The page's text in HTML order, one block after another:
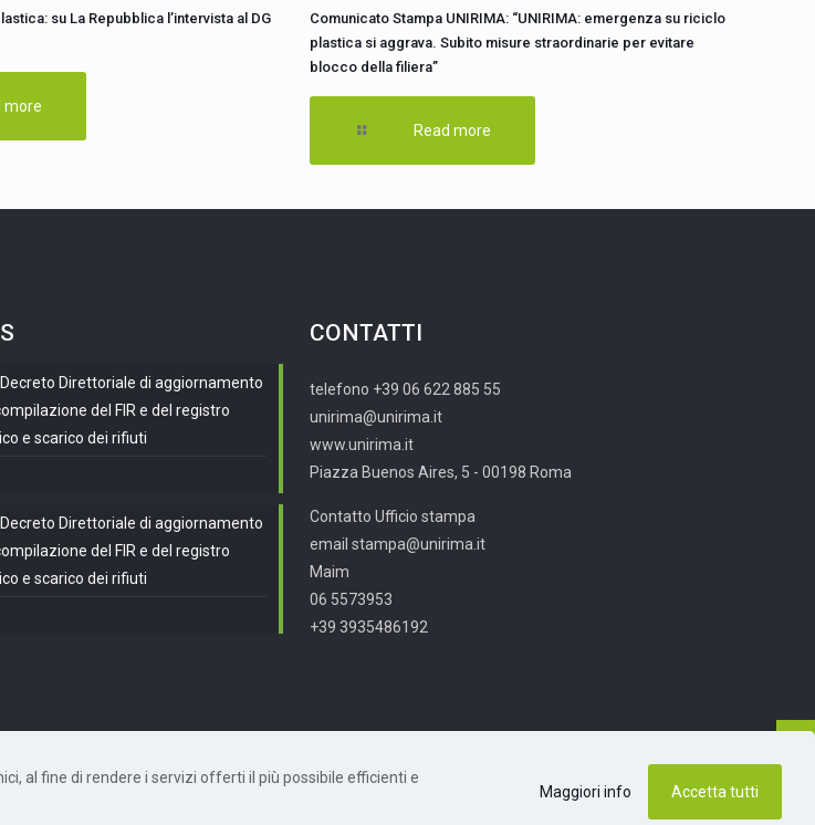
su La Repubblica l’intervista al DG
more
Comunicato Stampa UNIRIMA: “UNIRIMA: emergenza su riciclo
plastica si aggrava. Subito misure straordinarie per evitare
blocco della filiera”
Read more
Direttoriale di aggiornamento
del FIR e del registro
e scarico dei rifiuti
Direttoriale di aggiornamento
del FIR e del registro
e scarico dei rifiuti
CONTATTI
telefono +39 06 622 885 55
unirima@unirima.it
www.unirima.it
Piazza Buenos Aires, 5 - 00198 Roma
Contatto Ufficio stampa
email stampa@unirima.it
Maim
06 5573953
+39 3935486192
al fine di rendere i servizi offerti il più possibile efficienti e
Maggiori info Accetta tutti